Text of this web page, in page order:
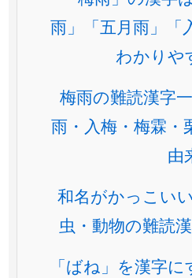
雨」「五月雨」「
わかりや
梅雨の難読漢字
雨・入梅・梅霖・
由
和名がかっこい
虫・動物の難読
「ばね」を漢字